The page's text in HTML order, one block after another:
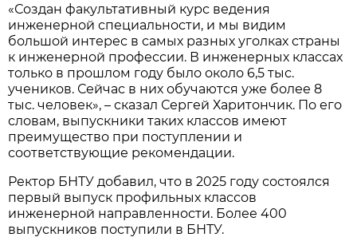
«Создан факультативный курс ведения
инженерной специальности, и мы видим
большой интерес в самых разных уголках страны
к инженерной профессии. В инженерных классах
только в прошлом году было около 6,5 тыс.
учеников. Сейчас в них обучаются уже более 8
тыс. человек», – сказал Сергей Харитончик. По его
словам, выпускники таких классов имеют
преимущество при поступлении и
соответствующие рекомендации.
Ректор БНТУ добавил, что в 2025 году состоялся
первый выпуск профильных классов
инженерной направленности. Более 400
выпускников поступили в БНТУ.